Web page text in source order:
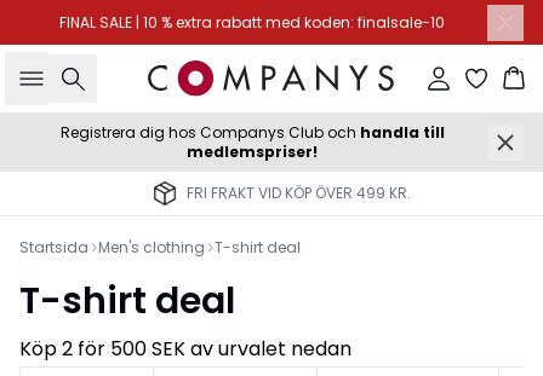
FINAL SALE | 10 % extra rabatt med koden: finalsale-10
Sök Logga in
Registrera dig hos Companys Club och handla till
medlemspriser!
FRI FRAKT VID KÖP ÖVER 499 KR.
Startsida Men's clothing T-shirt deal
T-shirt deal
Köp 2 för 500 SEK av urvalet nedan